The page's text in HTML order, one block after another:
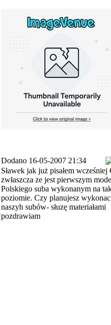
Dodano 16-05-2007 21:34
Sławek jak już pisałem
zwłaszcza ze jest pierwszym
Polskiego suba wykonanym na
poziomie. Czy planujesz wykonac
naszyh subów- słuzę materiałami
pozdrawiam